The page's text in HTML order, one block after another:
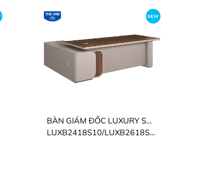
BÀN GIÁM ĐỐC LUXURY SUPREME THE ONE
LUXB2418S10/LUXB2618S10